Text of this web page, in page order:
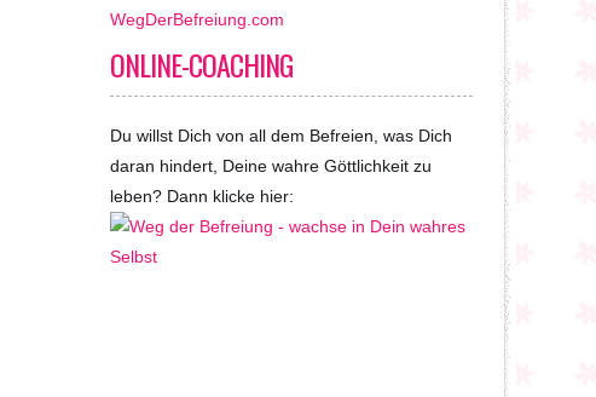
WegDerBefreiung.com
ONLINE-COACHING
Du willst Dich von all dem Befreien, was Dich
daran hindert, Deine wahre Göttlichkeit zu
leben? Dann klicke hier: